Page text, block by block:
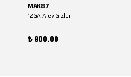
MAK87
12GA Alev Gizler
₺ 800.00